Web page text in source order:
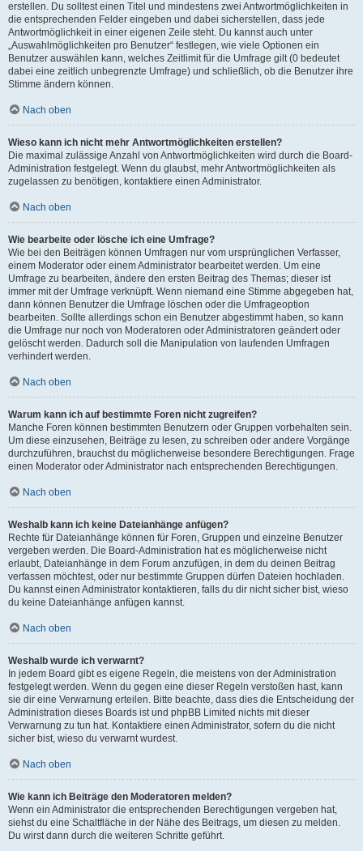
erstellen. Du solltest einen Titel und mindestens zwei Antwortmöglichkeiten in
die entsprechenden Felder eingeben und dabei sicherstellen, dass jede
Antwortmöglichkeit in einer eigenen Zeile steht. Du kannst auch unter
„Auswahlmöglichkeiten pro Benutzer“ festlegen, wie viele Optionen ein
Benutzer auswählen kann, welches Zeitlimit für die Umfrage gilt (0 bedeutet
dabei eine zeitlich unbegrenzte Umfrage) und schließlich, ob die Benutzer ihre
Stimme ändern können.
Nach oben
Wieso kann ich nicht mehr Antwortmöglichkeiten erstellen?
Die maximal zulässige Anzahl von Antwortmöglichkeiten wird durch die Board-
Administration festgelegt. Wenn du glaubst, mehr Antwortmöglichkeiten als
zugelassen zu benötigen, kontaktiere einen Administrator.
Nach oben
Wie bearbeite oder lösche ich eine Umfrage?
Wie bei den Beiträgen können Umfragen nur vom ursprünglichen Verfasser,
einem Moderator oder einem Administrator bearbeitet werden. Um eine
Umfrage zu bearbeiten, ändere den ersten Beitrag des Themas; dieser ist
immer mit der Umfrage verknüpft. Wenn niemand eine Stimme abgegeben hat,
dann können Benutzer die Umfrage löschen oder die Umfrageoption
bearbeiten. Sollte allerdings schon ein Benutzer abgestimmt haben, so kann
die Umfrage nur noch von Moderatoren oder Administratoren geändert oder
gelöscht werden. Dadurch soll die Manipulation von laufenden Umfragen
verhindert werden.
Nach oben
Warum kann ich auf bestimmte Foren nicht zugreifen?
Manche Foren können bestimmten Benutzern oder Gruppen vorbehalten sein.
Um diese einzusehen, Beiträge zu lesen, zu schreiben oder andere Vorgänge
durchzuführen, brauchst du möglicherweise besondere Berechtigungen. Frage
einen Moderator oder Administrator nach entsprechenden Berechtigungen.
Nach oben
Weshalb kann ich keine Dateianhänge anfügen?
Rechte für Dateianhänge können für Foren, Gruppen und einzelne Benutzer
vergeben werden. Die Board-Administration hat es möglicherweise nicht
erlaubt, Dateianhänge in dem Forum anzufügen, in dem du deinen Beitrag
verfassen möchtest, oder nur bestimmte Gruppen dürfen Dateien hochladen.
Du kannst einen Administrator kontaktieren, falls du dir nicht sicher bist, wieso
du keine Dateianhänge anfügen kannst.
Nach oben
Weshalb wurde ich verwarnt?
In jedem Board gibt es eigene Regeln, die meistens von der Administration
festgelegt werden. Wenn du gegen eine dieser Regeln verstoßen hast, kann
sie dir eine Verwarnung erteilen. Bitte beachte, dass dies die Entscheidung der
Administration dieses Boards ist und phpBB Limited nichts mit dieser
Verwarnung zu tun hat. Kontaktiere einen Administrator, sofern du die nicht
sicher bist, wieso du verwarnt wurdest.
Nach oben
Wie kann ich Beiträge den Moderatoren melden?
Wenn ein Administrator die entsprechenden Berechtigungen vergeben hat,
siehst du eine Schaltfläche in der Nähe des Beitrags, um diesen zu melden.
Du wirst dann durch die weiteren Schritte geführt.